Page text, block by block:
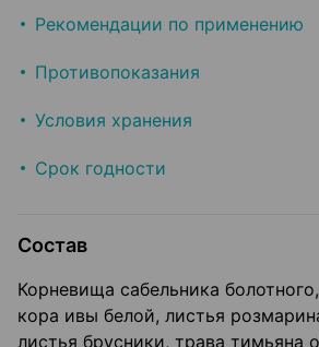
Рекомендации по применению
Противопоказания
Условия хранения
Срок годности
Состав
Корневища сабельника
кора ивы белой, листья
листья брусники, трава тимьяна